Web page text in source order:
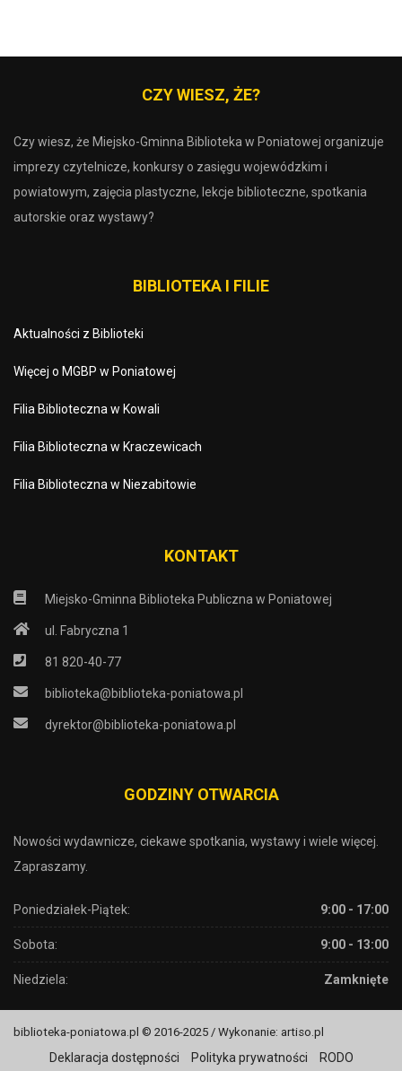
CZY WIESZ, ŻE?
Czy wiesz, że Miejsko-Gminna Biblioteka w Poniatowej organizuje
imprezy czytelnicze, konkursy o zasięgu wojewódzkim i
powiatowym, zajęcia plastyczne, lekcje biblioteczne, spotkania
autorskie oraz wystawy?
BIBLIOTEKA I FILIE
Aktualności z Biblioteki
Więcej o MGBP w Poniatowej
Filia Biblioteczna w Kowali
Filia Biblioteczna w Kraczewicach
Filia Biblioteczna w Niezabitowie
KONTAKT
Miejsko-Gminna Biblioteka Publiczna w Poniatowej
ul. Fabryczna 1
81 820-40-77
biblioteka@biblioteka-poniatowa.pl
dyrektor@biblioteka-poniatowa.pl
GODZINY OTWARCIA
Nowości wydawnicze, ciekawe spotkania, wystawy i wiele więcej.
Zapraszamy.
Poniedziałek-Piątek: 9:00 - 17:00
Sobota: 9:00 - 13:00
Niedziela: Zamknięte
biblioteka-poniatowa.pl © 2016-2025 / Wykonanie: artiso.pl
Deklaracja dostępności Polityka prywatności RODO